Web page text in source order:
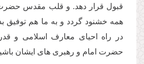
قبول قرار دهد. و قلب مقدس
همه خشنود گردد و به ما هم توفیق
در راه احیاى معارف اسلامى و
حضرت امام و رهبرى هاى ایشان